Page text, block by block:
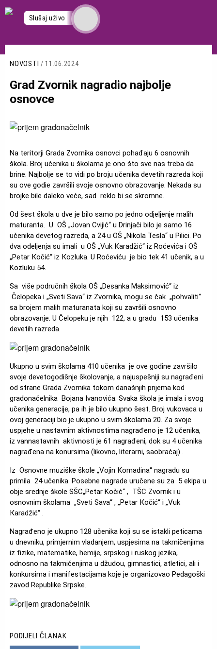
Skoči
na
Slušaj uživo
NOVOSTI / 11.06.2024
Grad Zvornik nagradio najbolje
osnovce
Slika
Na teritorji Grada Zvornika osnovci pohađaju 6 osnovnih
škola. Broj učenika u školama je ono što sve nas treba da
brine. Najbolje se to vidi po broju učenika devetih razreda koji
su ove godie završili svoje osnovno obrazovanje. Nekada su
brojke bile daleko veće, sad reklo bi se skromne.
Od šest škola u dve je bilo samo po jedno odjeljenje malih
maturanta. U OŠ „Jovan Cvijić“ u Drinjači bilo je samo 16
učenika devetog razreda, a 24 u OŠ „Nikola Tesla“ u Pilici. Po
dva odeljenja su imali u OŠ „Vuk Кaradžić“ iz Roćevića i OŠ
„Petar Кočić“ iz Кozluka. U Roćeviću je bio tek 41 učenik, a u
Kozluku 54.
Sa više područnih škola OŠ „Desanka Maksimović“ iz
Čelopeka i „Sveti Sava“ iz Zvornika, mogu se čak „pohvaliti“
sa brojem malih maturanata koji su završili osnovno
obrazovanje. U Čelopeku je njih 122, a u gradu 153 učenika
devetih razreda.
Slika
Ukupno u svim školama 410 učenika je ove godine završilo
svoje devetogodišnje školovanje, a najuspešniji su nagrađeni
od strane Grada Zvornika tokom današnjih prijema kod
gradonačelnika Bojana Ivanovića. Svaka škola je imala i svog
učenika generacije, pa ih je bilo ukupno šest. Broj vukovaca u
ovoj generaciji bio je ukupno u svim školama 20. Za svoje
uspjehe u nastavnim aktivnostima nagrađeno je 12 učenika,
iz vannastavnih aktivnosti je 61 nagrađeni, dok su 4 učenika
nagrađena na konursima (likovno, literarni, saobraćaj) .
Iz Osnovne muziške škole „Vojin Кomadina“ nagradu su
primila 24 učenika. Posebne nagrade uručene su za 5 ekipa u
obje srednje škole SŠC„Petar Kočić“ , TŠC Zvornik i u
osnovnim školama „Sveti Sava“ , „Petar Кočić“ i „Vuk
Кaradžić“ .
Nagrađeno je ukupno 128 učenika koji su se istakli peticama
u dnevniku, primjernim vladanjem, uspjesima na takmičenjima
iz fizike, matematike, hemije, srpskog i ruskog jezika,
odnosno na takmičenjima u džudou, gimnastici, atletici, ali i
konkursima i manifestacijama koje je organizovao Pedagoški
zavod Republike Srpske.
Slika
PODIJELI ČLANAK